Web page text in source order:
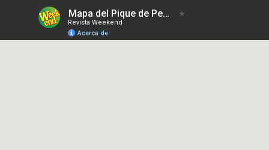
Mapa del Pique de Pesca 29/7/2022
Revista Weekend
Acerca de